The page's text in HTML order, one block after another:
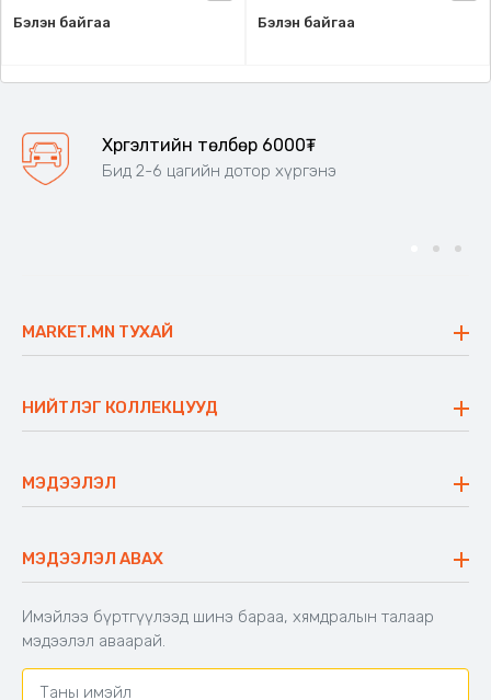
Бэлэн байгаа Бэлэн байгаа
Хүргэлтийн төлбөр 6000₮
Бид 2-6 цагийн дотор хүргэнэ
MARKET.MN ТУХАЙ
Үнэт зүйлс
Ажлын байр
Блог
НИЙТЛЭГ КОЛЛЕКЦУУД
Сүүдрэвч
Аяны ширээ
Аяны түшлэгтэй сандал
МЭДЭЭЛЭЛ
Буцаалтын журам
Захиалга шалгах
Хамтран ажиллах
Холбоо барих
МЭДЭЭЛЭЛ АВАХ
Имэйлээ бүртгүүлээд шинэ бараа, хямдралын талаар
мэдээлэл аваарай.